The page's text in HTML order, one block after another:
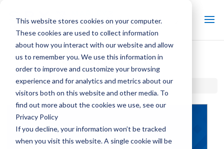
This website stores cookies on your computer.
These cookies are used to collect information
about how you interact with our website and allow
us to remember you. We use this information in
order to improve and customize your browsing
experience and for analytics and metrics about our
visitors both on this website and other media. To
find out more about the cookies we use, see our
Privacy Policy
If you decline, your information won’t be tracked
when you visit this website. A single cookie will be
SPX 奥拉西制造工厂
首页 / 图书馆 /SPX 奥拉西制造工厂